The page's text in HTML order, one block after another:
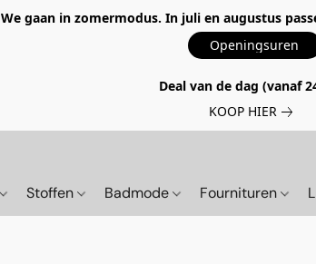
We gaan in zomermodus. In juli en augustus
Openingsuren
Deal van de dag (vanaf
KOOP HIER
Stoffen Badmode Fournituren